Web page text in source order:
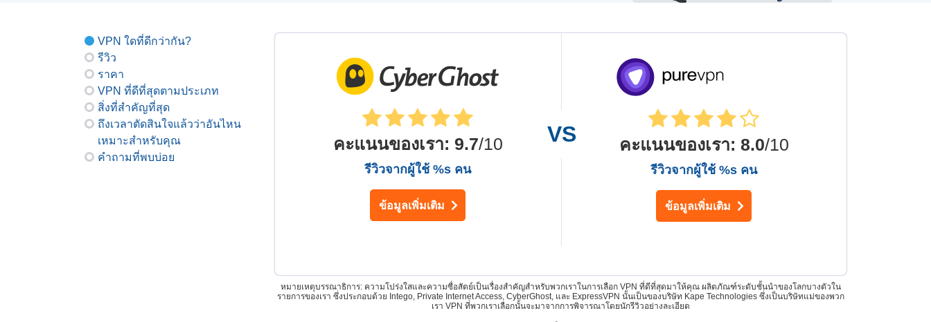
VPN ใดที่ดีกว่ากัน?
รีวิว
ราคา
VPN ที่ดีที่สุดตามประเภท
สิ่งที่สำคัญที่สุด
ถึงเวลาตัดสินใจแล้วว่าอันไหน
เหมาะสำหรับคุณ
คำถามที่พบบ่อย
คะแนนของเรา: 9.7/10
รีวิวจากผู้ใช้ %s คน
ข้อมูลเพิ่มเติม
คะแนนของเรา: 8.0/10
รีวิวจากผู้ใช้ %s คน
ข้อมูลเพิ่มเติม
หมายเหตุบรรณาธิการ: ความโปร่งใสและความซื่อสัตย์เป็นเรื่องสำคัญสำหรับพวกเราในการเลือก VPN ที่ดีที่สุดมาให้คุณ ผลิตภัณฑ์ระดับชั้นนำของโลกบางตัวใน
รายการของเรา ซึ่งประกอบด้วย Intego, Private Internet Access, CyberGhost, และ ExpressVPN นั้นเป็นของบริษัท Kape Technologies ซึ่งเป็นบริษัทแม่ของพวก
เรา VPN ที่พวกเราเลือกนั้นจะมาจากการพิจารณาโดยนักรีวิวอย่างละเอียด